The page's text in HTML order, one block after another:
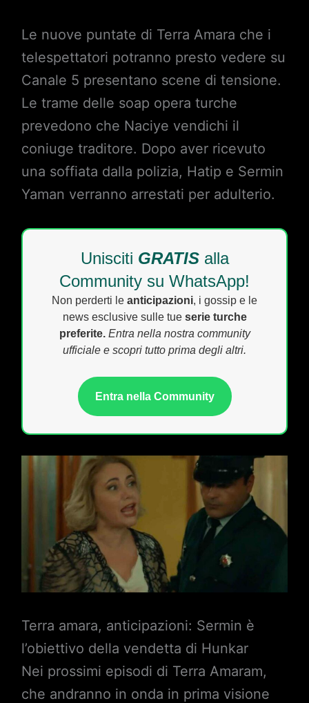
Le nuove puntate di Terra Amara che i
telespettatori potranno presto vedere su
Canale 5 presentano scene di tensione.
Le trame delle soap opera turche
prevedono che Naciye vendichi il
coniuge traditore. Dopo aver ricevuto
una soffiata dalla polizia, Hatip e Sermin
Yaman verranno arrestati per adulterio.
Unisciti GRATISalla
Community su WhatsApp!
Non perderti le anticipazioni, i gossip e le
news esclusive sulle tue serie turche
preferite. Entra nella nostra community
ufficiale e scopri tutto prima degli altri.
Entra nella Community
Terra amara, anticipazioni: Sermin è
l’obiettivo della vendetta di Hunkar
Nei prossimi episodi di Terra Amaram,
che andranno in onda in prima visione